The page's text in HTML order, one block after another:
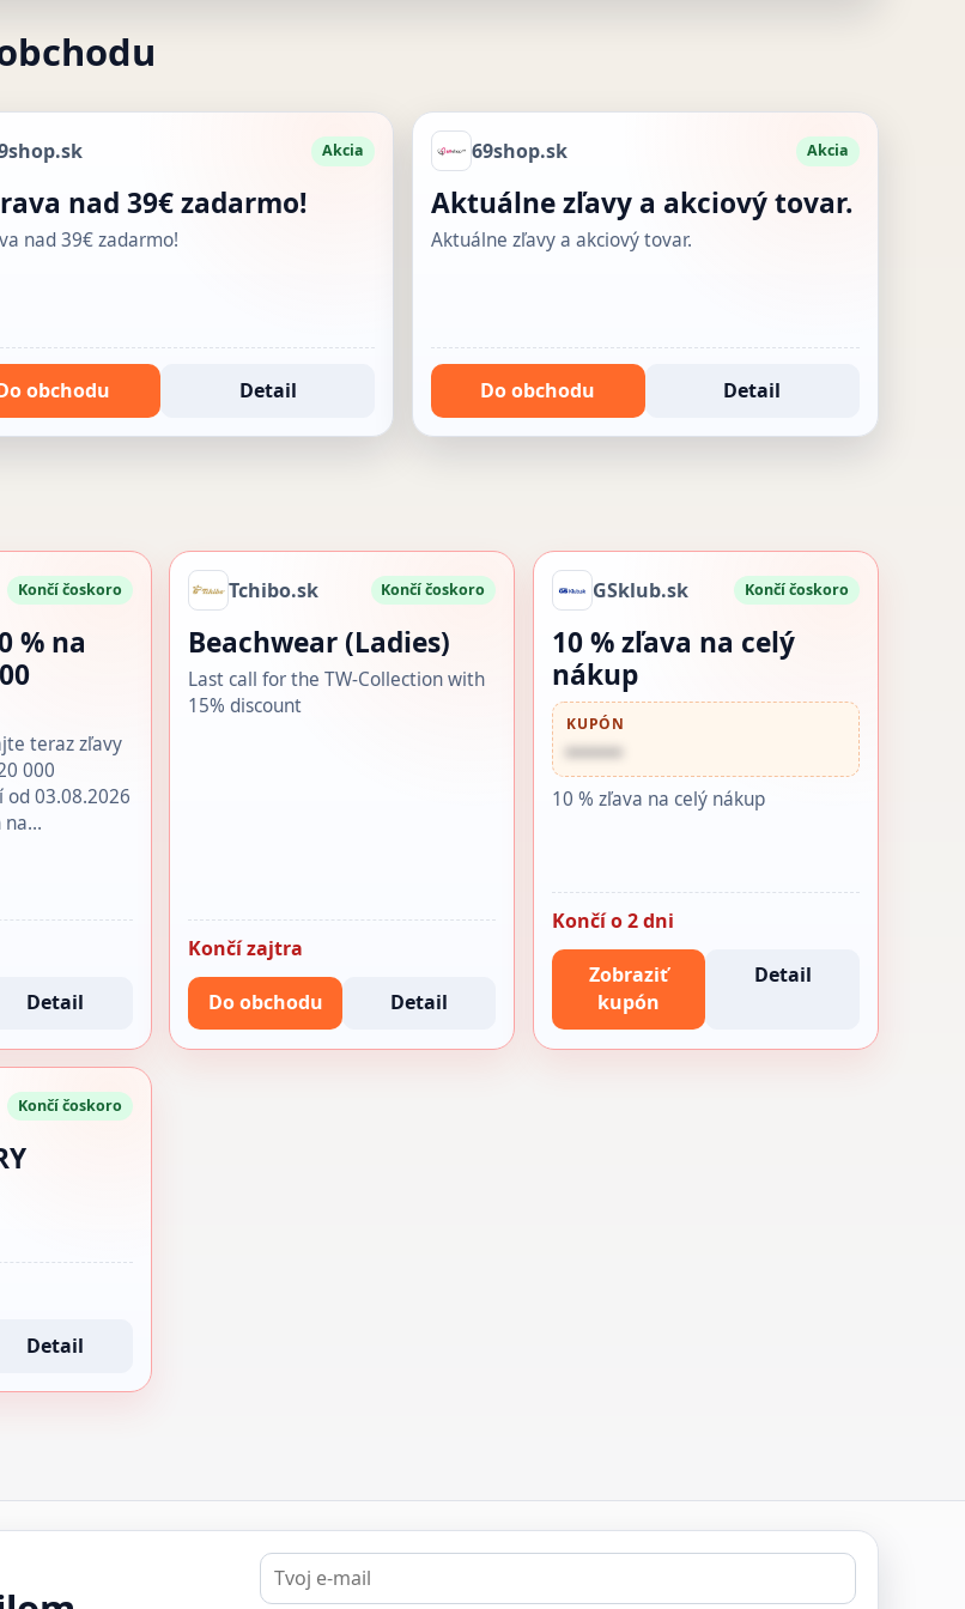
Akcia
nad 39€ zadarmo!
nad 39€ zadarmo!
obchodu Detail
69shop.sk Akcia
Aktuálne zľavy a akciový tovar.
Aktuálne zľavy a akciový tovar.
Do obchodu Detail
Končí čoskoro
% na
teraz zľavy
000
od 03.08.2026
na…
Detail
Tchibo.sk Končí čoskoro
Beachwear (Ladies)
Last call for the TW-Collection with
15% discount
Končí zajtra
Do obchodu Detail
GSklub.sk Končí čoskoro
10 % zľava na celý
nákup
KUPÓN
••••••
10 % zľava na celý nákup
Končí o 2 dni
Zobraziť
kupón
Detail
Končí čoskoro
Detail
E-
mail